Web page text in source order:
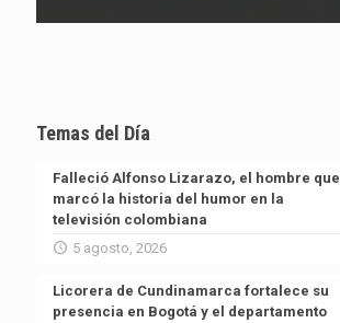
Temas del Día
Falleció Alfonso Lizarazo, el hombre que
marcó la historia del humor en la
televisión colombiana
5 agosto, 2026
Licorera de Cundinamarca fortalece su
presencia en Bogotá y el departamento